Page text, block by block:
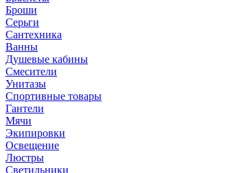
Броши
Серьги
Сантехника
Ванны
Душевые кабины
Смесители
Унитазы
Спортивные товары
Гантели
Мячи
Экипировки
Освещение
Люстры
Светильники